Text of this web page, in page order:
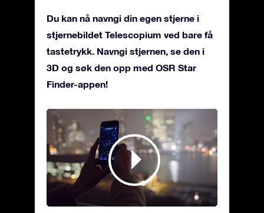
Du kan nå navngi din egen stjerne i
stjernebildet Telescopium ved bare få
tastetrykk. Navngi stjernen, se den i
3D og søk den opp med OSR Star
Finder-appen!